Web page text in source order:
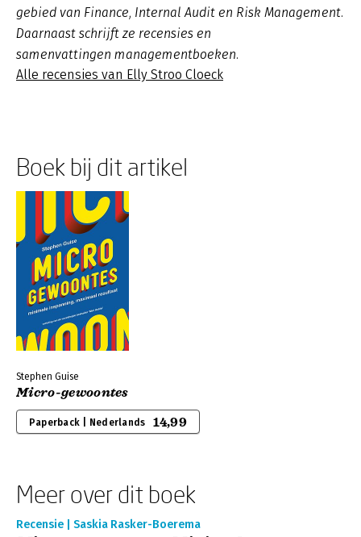
gebied van Finance, Internal Audit en Risk Management.
Daarnaast schrijft ze recensies en
samenvattingen managementboeken.
Alle recensies van Elly Stroo Cloeck
Boek bij dit artikel
Stephen Guise
Micro-gewoontes
Paperback | Nederlands 14,99
Meer over dit boek
Recensie | Saskia Rasker-Boerema